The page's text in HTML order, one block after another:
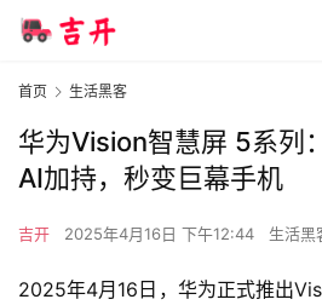
首页 生活黑客
华为Vision智慧屏 5系列
AI加持，秒变巨幕手机
吉开 2025年4月16日 下午12:44 生活黑
2025年4月16日，华为正式推出